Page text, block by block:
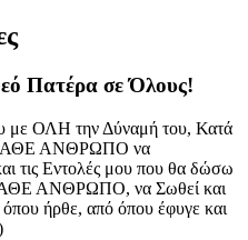
Πατέρα σε Όλους!
με ΟΛΗ την Δύναμή του, Κατά
ΚΑΘΕ ΑΝΘΡΩΠΟ να
τις Εντολές μου που θα δώσω
ΑΝΘΡΩΠΟ, να Σωθεί και
ήρθε, από όπου έφυγε και